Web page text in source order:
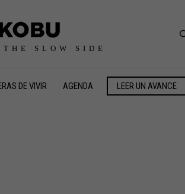
SLOW SIDE
DE VIVIR AGENDA LEER UN AVANCE